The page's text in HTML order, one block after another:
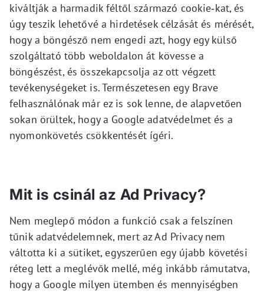
kiváltják a harmadik féltől származó cookie‑kat, és
úgy teszik lehetővé a hirdetések célzását és mérését,
hogy a böngésző nem engedi azt, hogy egy külső
szolgáltató több weboldalon át kövesse a
böngészést, és összekapcsolja az ott végzett
tevékenységeket is. Természetesen egy Brave
felhasználónak már ez is sok lenne, de alapvetően
sokan örültek, hogy a Google adatvédelmet és a
nyomonkövetés csökkentését ígéri.
Mit is csinál az Ad Privacy?
Nem meglepő módon a funkció csak a felszínen
tűnik adatvédelemnek, mert az Ad Privacy nem
váltotta ki a sütiket, egyszerűen egy újabb követési
réteg lett a meglévők mellé, még inkább rámutatva,
hogy a Google milyen ütemben és mennyiségben